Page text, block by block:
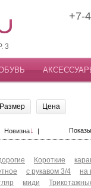
3
+7-
Размер Цена
Новизна↓ |
Короткие
с рукавом 3/4
на
миди